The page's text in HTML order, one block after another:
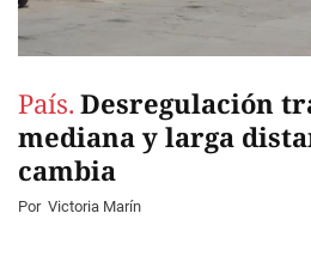
País. Desregulación
mediana y larga
cambia
Por Victoria Marín